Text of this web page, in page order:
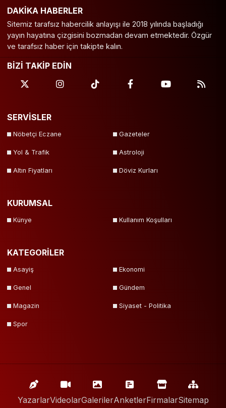
DAKİKA HABERLER
Sitemiz tarafsız habercilik anlayışı ile 2018 yılında başladığı
yayın hayatına çizgisini bozmadan devam etmektedir. Özgür
ve tarafsız haber için takipte kalın.
BİZİ TAKİP EDİN
SERVİSLER
Nöbetçi Eczane Gazeteler
Yol & Trafik Astroloji
Altın Fiyatları Döviz Kurları
KURUMSAL
Künye Kullanım Koşulları
KATEGORİLER
Asayiş Ekonomi
Genel Gündem
Magazin Siyaset - Politika
Spor
YazarlarVideolarGalerilerAnketlerFirmalarSitemap